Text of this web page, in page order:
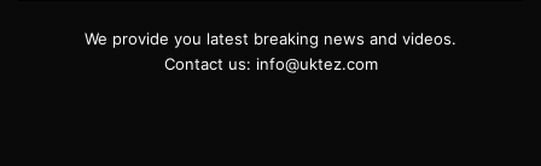
We provide you latest breaking news and videos.
Contact us: info@uktez.com